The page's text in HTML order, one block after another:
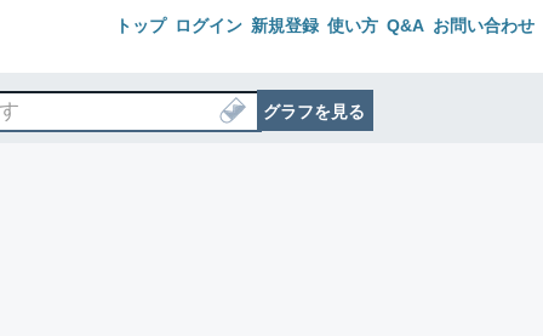
トップ ログイン 新規登録 使い方 Q&A お問い合わせ
グラフを見る